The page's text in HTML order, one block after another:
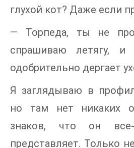
глухой кот? Даже если
— Торпеда, ты не
спрашиваю летягу, и
одобрительно дергает
Я заглядываю в
но там нет никаких
знаков, что он
представляет. Только